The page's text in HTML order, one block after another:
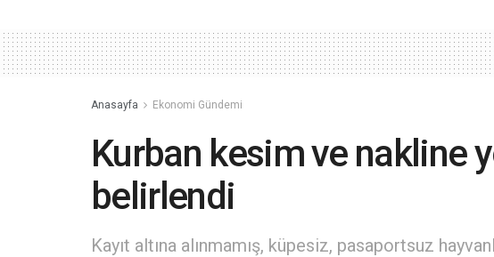
Anasayfa Ekonomi Gündemi
Kurban kesim ve nakline
belirlendi
Kayıt altına alınmamış, küpesiz, pasaportsuz